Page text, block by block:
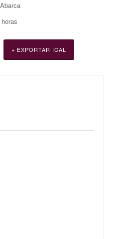
+ EXPORTAR ICAL